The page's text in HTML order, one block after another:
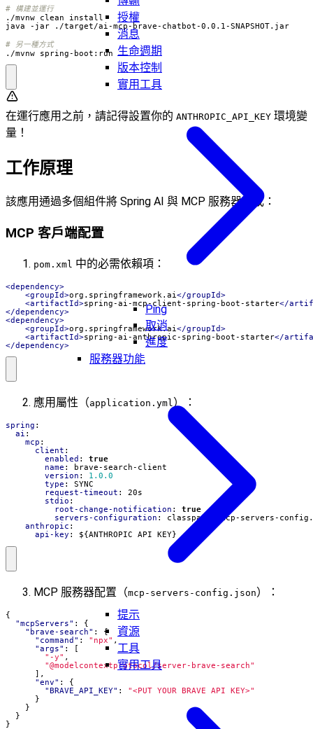
授權
消息
生命週期
版本控制
實用工具
Ping
取消
進度
服務器功能
提示
資源
工具
實用工具
# 構建並運行
# 另一種方式
./mvnw spring-boot:run
在運行應用之前，請記得設置你的 ANTHROPIC_API_KEY 環境變
量！
工作原理
該應用通過多個組件將 Spring AI 與 MCP 服務器集成：
MCP 客戶端配置
pom.xml 中的必需依賴項：
<dependency>
<groupId>org.springframework.ai </groupId>
<artifactId>spring-ai-mcp-client-spring-boot-starter</
</dependency>
<dependency>
<groupId>org.springframework.ai </groupId>
<artifactId>spring-ai-anthropic-spring-boot-starter</
</dependency>
應用屬性（application.yml）：
spring :
ai :
mcp :
client :
enabled :
true
name :
brave-search-client
version :
1.0.0
type :
SYNC
request-timeout :
20s
stdio :
root-change-notification :
true
servers-configuration :
classpath:/mcp-servers-
anthropic :
api-key : ${ANTHROPIC_API_KEY}
MCP 服務器配置（mcp-servers-config.json）：
{
"mcpServers" :
{
"brave-search" :
{
"command" : "npx" ,
"args" :
[
"-y" ,
"@modelcontextprotocol/server-brave-search"
],
"env" :
{
"BRAVE_API_KEY" :
"<PUT YOUR BRAVE API KEY>"
}
}
}
}